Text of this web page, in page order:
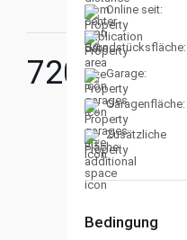
720 €
Online seit:
Grundstücksfläche:
Garage:
Garagenfläche:
Zusätzliche
Fläche:
Bedingung